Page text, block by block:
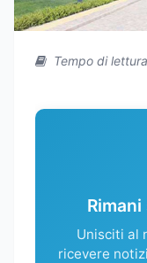
Tempo di
Unisciti al
ricevere